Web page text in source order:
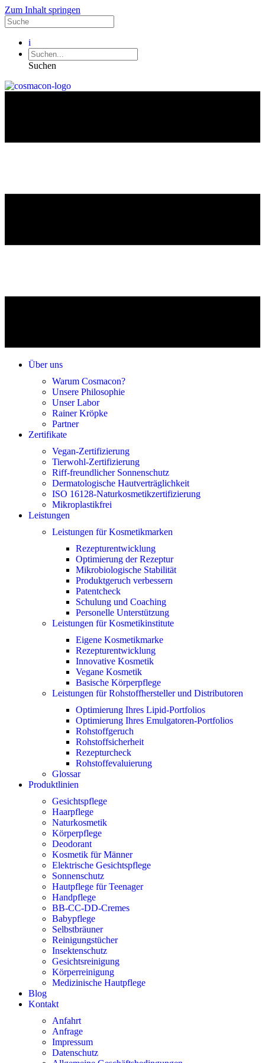
Zum Inhalt springen
i
Suchen
Über uns
Warum Cosmacon?
Unsere Philosophie
Unser Labor
Rainer Kröpke
Partner
Zertifikate
Vegan-Zertifizierung
Tierwohl-Zertifizierung
Riff-freundlicher Sonnenschutz
Dermatologische Hautverträglichkeit
ISO 16128-Naturkosmetikzertifizierung
Mikroplastikfrei
Leistungen
Leistungen für Kosmetikmarken
Rezepturentwicklung
Optimierung der Rezeptur
Mikrobiologische Stabilität
Produktgeruch verbessern
Patentcheck
Schulung und Coaching
Personelle Unterstützung
Leistungen für Kosmetikinstitute
Eigene Kosmetikmarke
Rezepturentwicklung
Innovative Kosmetik
Vegane Kosmetik
Basische Körperpflege
Leistungen für Rohstoffhersteller und Distributoren
Optimierung Ihres Lipid-Portfolios
Optimierung Ihres Emulgatoren-Portfolios
Rohstoffgeruch
Rohstoffsicherheit
Rezepturcheck
Rohstoffevaluierung
Glossar
Produktlinien
Gesichtspflege
Haarpflege
Naturkosmetik
Körperpflege
Deodorant
Kosmetik für Männer
Elektrische Gesichtspflege
Sonnenschutz
Hautpflege für Teenager
Handpflege
BB-CC-DD-Cremes
Babypflege
Selbstbräuner
Reinigungstücher
Insektenschutz
Gesichtsreinigung
Körperreinigung
Medizinische Hautpflege
Blog
Kontakt
Anfahrt
Anfrage
Impressum
Datenschutz